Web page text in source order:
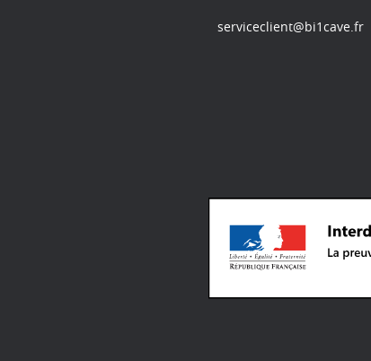
serviceclient@bi1cave.fr